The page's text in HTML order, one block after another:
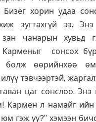
хорин удаа
зугтахгүй ээ.
зан чанарын хувьд
сонсох
болж өөрийнхөө
тэвчээртэй,
цаг сонслоо.
Кармен л намайг
юм гэж үү?” хэмээн